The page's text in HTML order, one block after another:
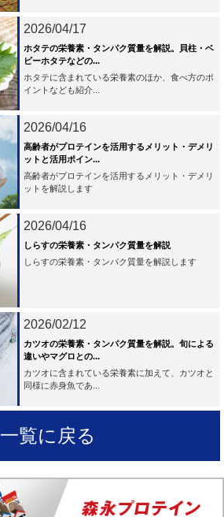
2026/04/17
ホタテの栄養素・タンパク質量を解説。貝柱・ベ
ビーホタテなどの...
ホタテに含まれている栄養素のほか、食べ方のポ
イントなども紹介...
2026/04/16
高齢者がプロテインを活用するメリット・デメリ
ットと活用ポイン...
高齢者がプロテインを活用するメリット・デメリ
ットを解説します
2026/04/16
しらすの栄養素・タンパク質量を解説
しらすの栄養素・タンパク質量を解説します
2026/02/12
カツオの栄養素・タンパク質量を解説。旬による
違いやマグロとの...
カツオに含まれている栄養素に加えて、カツオと
同様に赤身魚であ...
一覧に戻る